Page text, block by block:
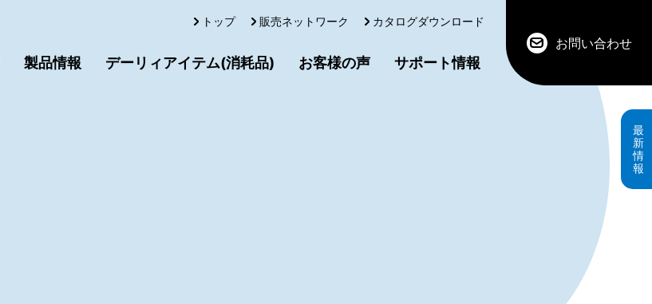
製品情報 デーリィアイテム(消耗品) お客様の声 サポート情報
お問い合わせ
トップ 販売ネットワーク カタログダウンロード
最
新
情
報